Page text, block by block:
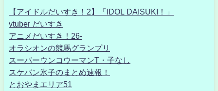
【アイドルだいすき！2】「IDOL DAISUKI！」
vtuber だいすき
アニメだいすき！26-
オラシオンの競馬グランプリ
スーパーウンコウーマンT・子なし
スケバン氷子のまとめ速報！
とおやまエリア51